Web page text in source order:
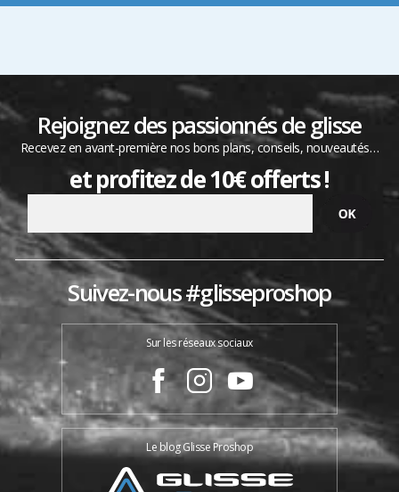
Rejoignez des passionnés de glisse
Recevez en avant-première nos bons plans, conseils, nouveautés…
et profitez de 10€ offerts !
Suivez-nous #glisseproshop
Sur les réseaux sociaux
Le blog Glisse Proshop